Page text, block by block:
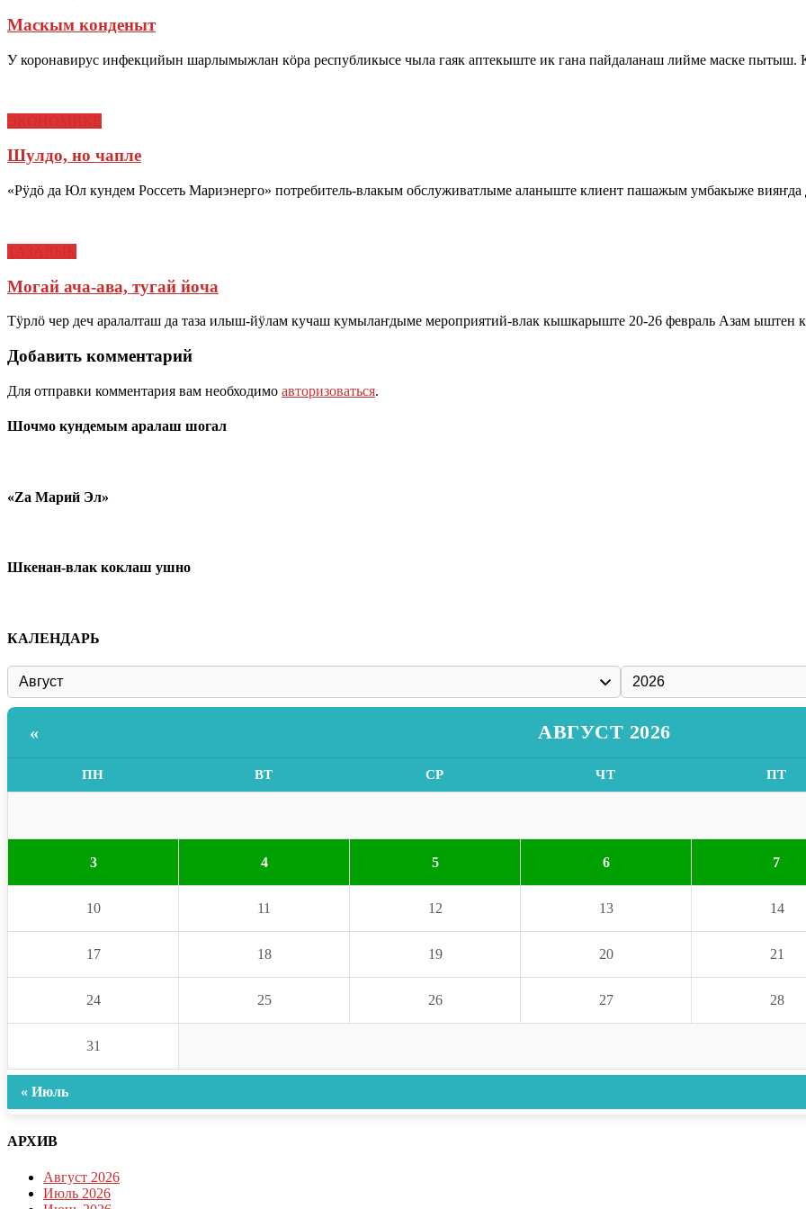
Маскым конденыт
У коронавирус инфекцийын шарлымыжлан кӧра республикысе чыла гаяк аптекыште ик гана пайдаланаш лийме маске пытыш.
Шулдо, но чапле
«Рӱдӧ да Юл кундем Россеть Мариэнерго» потребитель-влакым обслуживатлыме аланыште клиент пашажым умбакыже
Могай ача-ава, тугай йоча
Тӱрлӧ чер деч аралалташ да таза илыш-йӱлам кучаш кумылаҥдыме мероприятий-влак кышкарыште 20-26 февраль Азам ыштен
Добавить комментарий
Для отправки комментария вам необходимо авторизоваться.
Шочмо кундемым аралаш шогал
«Zа Марий Эл»
Шкенан-влак коклаш ушно
КАЛЕНДАРЬ
« АВГУСТ 2026
ПН ВТ СР ЧТ ПТ
3 4 5 6 7
10 11 12 13 14
17 18 19 20 21
24 25 26 27 28
31
« Июль
АРХИВ
Август 2026
Июль 2026